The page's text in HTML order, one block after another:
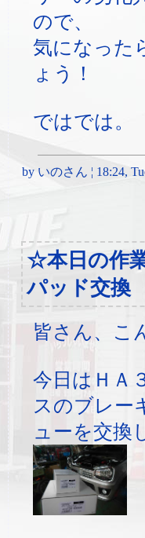
ので、
気になった
ょう！
ではでは。
by いのさん ¦ 18:24,
☆本日の作
パッド交換
皆さん、こ
今日はＨＡ
スのブレー
ューを交換